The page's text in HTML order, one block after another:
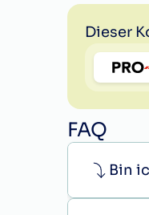
Dieser
FAQ
Bin